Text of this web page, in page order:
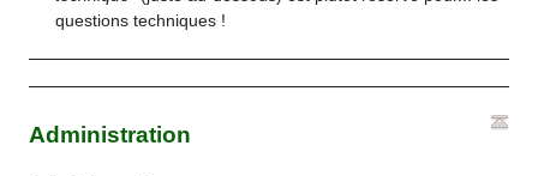
questions techniques !
Administration